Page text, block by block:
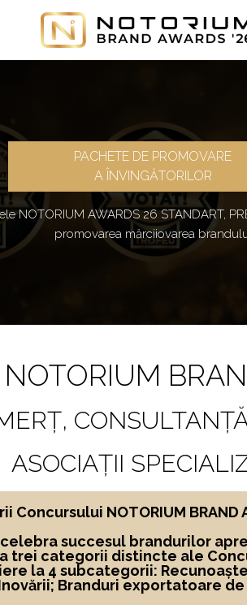
PACHETE DE PROMOVARE
A ÎNVINGĂTORILOR
NOTORIUM AWARDS 26 STANDART,
promovarea mărciiovarea
ASOCIAȚII
NOTORIUM BRAND
celebra succesul brandurilor
trei categorii distincte ale
la 4 subcategorii:
Branduri exportatoare de